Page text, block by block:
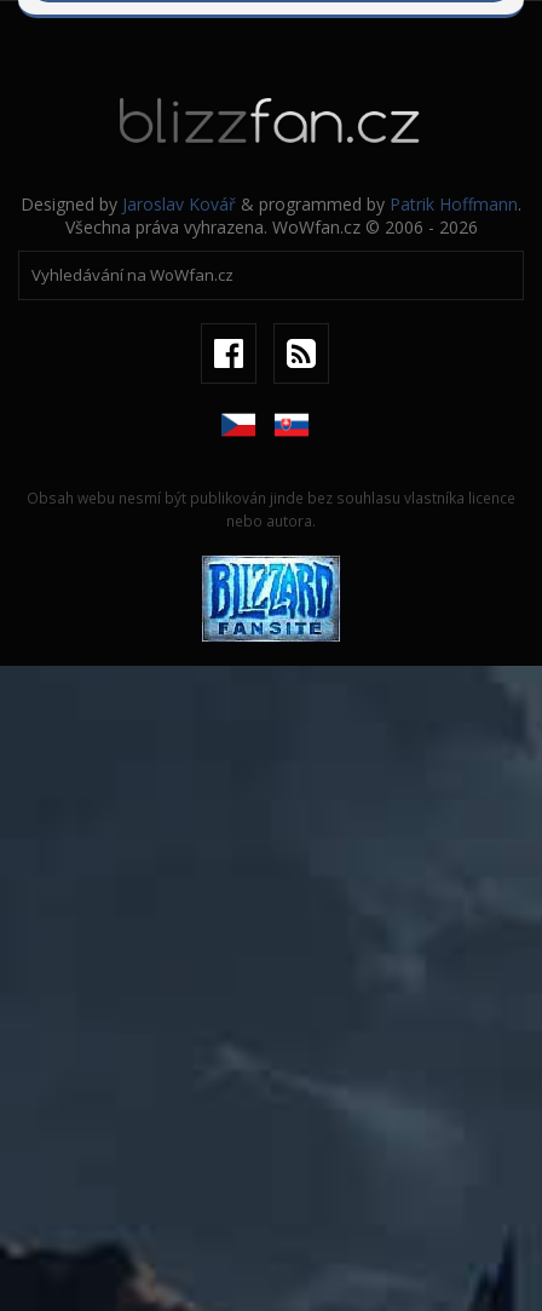
Designed by Jaroslav Kovář & programmed by Patrik Hoffmann.
Všechna práva vyhrazena. WoWfan.cz © 2006 - 2026
Obsah webu nesmí být publikován jinde bez souhlasu vlastníka licence
nebo autora.